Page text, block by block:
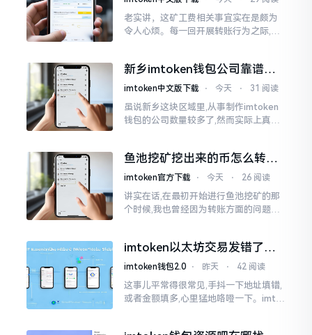
老实讲，这矿工费相关事宜实在是颇为
令人心烦。每一回开展转账行为之际,就
时隔多年
新乡imtoken钱包公司靠谱
吗？普通人怎么避坑
imtoken中文版下载 ⋅ 今天 ⋅ 31 阅读
虽说新乡这块区域里,从事制作imtoken
钱包的公司数量较多了,然而实际上真正
予协助进行操作的
鱼池挖矿挖出来的币怎么转到
imtoken钱包？
imtoken官方下载 ⋅ 今天 ⋅ 26 阅读
讲实在话,在最初开始进行鱼池挖矿的那
个时候,我也曾经因为转账方面的问题而
为畅快
imtoken以太坊交易发错了咋
整？取消方法告诉你
imtoken钱包2.0 ⋅ 昨天 ⋅ 42 阅读
这事儿平常得很常见,手抖一下地址填错,
或者金额填多,心里猛地咯噔一下。imto